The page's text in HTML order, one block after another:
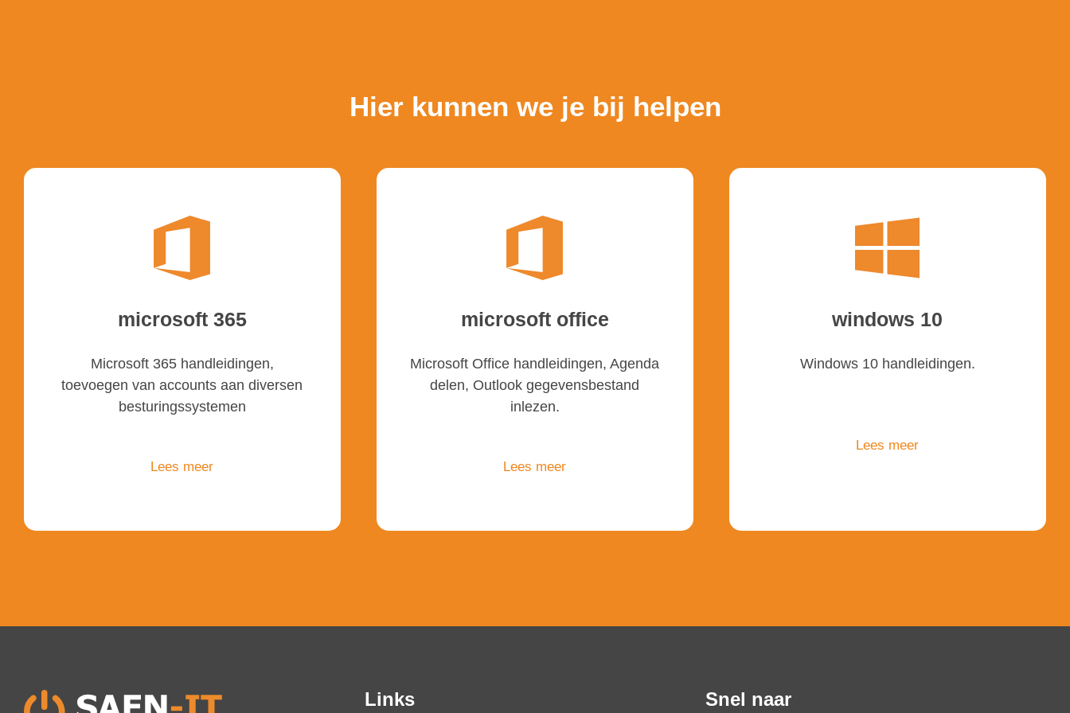
Hier kunnen we je bij helpen
microsoft 365
Microsoft 365 handleidingen,
toevoegen van accounts aan diversen
besturingssystemen
Lees meer
microsoft office
Microsoft Office handleidingen, Agenda
delen, Outlook gegevensbestand
inlezen.
Lees meer
windows 10
Windows 10 handleidingen.
Lees meer
Links Snel naar